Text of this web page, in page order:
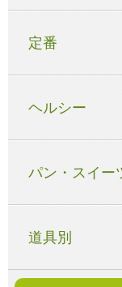
定番
ヘルシー
パン・スイー
道具別